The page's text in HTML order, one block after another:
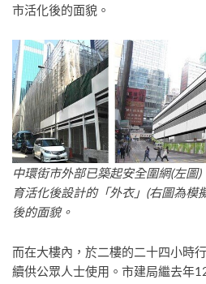
市活化後的面貌。
中環街市外部已築起安全圍網(左圖)
育活化後設計的「外衣」 (右圖為模
後的面貌。
而在大樓內，於二樓的二十四小時
續供公眾人士使用。市建局繼去年